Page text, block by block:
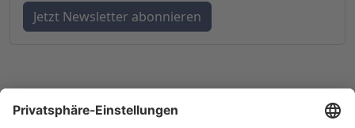
© 1998-2026by GSC Research GmbH